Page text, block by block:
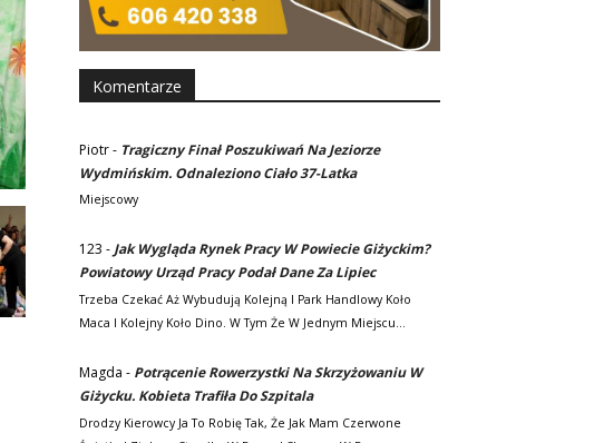
Komentarze
Piotr- Tragiczny Finał Poszukiwań Na Jeziorze
Wydmińskim. Odnaleziono Ciało 37-Latka
Miejscowy
123 - Jak Wygląda Rynek Pracy W Powiecie Giżyckim?
Powiatowy Urząd Pracy Podał Dane Za Lipiec
Trzeba Czekać Aż Wybudują Kolejną I Park Handlowy Koło
Maca I Kolejny Koło Dino. W Tym Że W Jednym Miejscu…
Magda - Potrącenie Rowerzystki Na Skrzyżowaniu W
Giżycku. Kobieta Trafiła Do Szpitala
Drodzy Kierowcy Ja To Robię Tak, Że Jak Mam Czerwone